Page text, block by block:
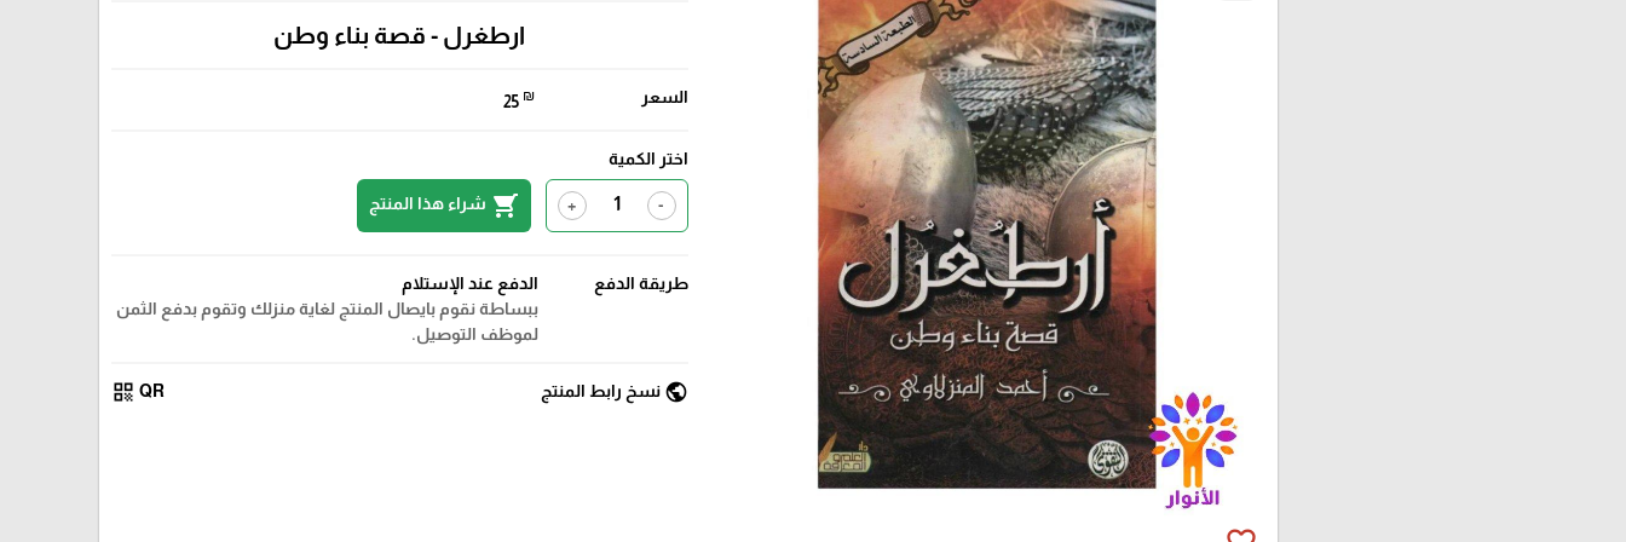
ارطغرل - قصة بناء وطن
السعر 25 ₪
اختر الكمية
-
+
shopping_cart شراء هذا المنتج
طريقة الدفع
الدفع عند الإستلام
ببساطة نقوم بايصال المنتج لغاية منزلك وتقوم بدفع الثمن
لموظف التوصيل.
public نسخ رابط المنتج QR
qr_code